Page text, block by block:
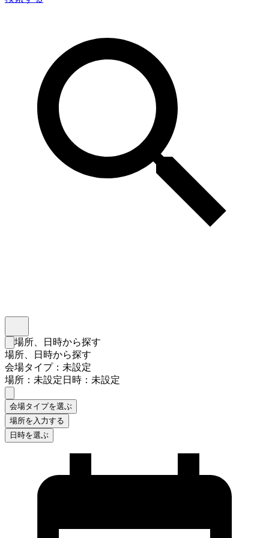
検索フォームを閉じる
場所、日時から探す
場所、日時から探す
会場タイプ：未設定
場所：未設定日時：未設定
会場タイプを選ぶ
場所を入力する
日時を選ぶ